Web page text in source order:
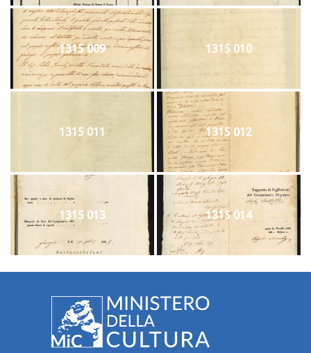
1315 009 1315 010
1315 011 1315 012
1315 013 1315 014